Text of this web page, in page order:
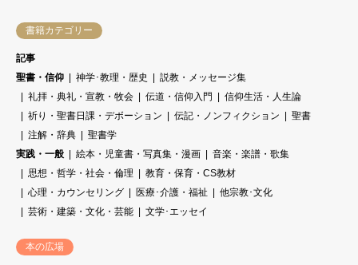
書籍カテゴリー
記事
聖書・信仰
神学･教理・歴史
説教・メッセージ集
礼拝・典礼・宣教・牧会
伝道・信仰入門
信仰生活・人生論
祈り・聖書日課・デボーション
伝記・ノンフィクション
聖書
注解・辞典
聖書学
実践・一般
絵本・児童書・写真集・漫画
音楽・楽譜・歌集
思想・哲学・社会・倫理
教育・保育・CS教材
心理・カウンセリング
医療･介護・福祉
他宗教･文化
芸術・建築・文化・芸能
文学･エッセイ
本の広場